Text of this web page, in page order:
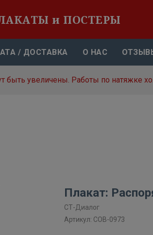
и ПОСТЕРЫ
/ ДОСТАВКА О НАС
быть увеличены. Работы по натяжке
Плакат:
СТ-Диалог
Артикул: СОВ-0973